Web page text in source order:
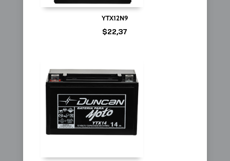
YTX12N9
$22,37